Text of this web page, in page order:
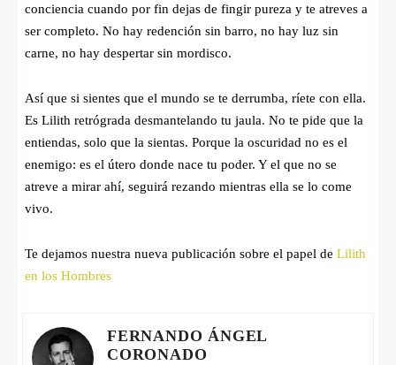
conciencia cuando por fin dejas de fingir pureza y te atreves a
ser completo. No hay redención sin barro, no hay luz sin
carne, no hay despertar sin mordisco.
Así que si sientes que el mundo se te derrumba, ríete con ella.
Es Lilith retrógrada desmantelando tu jaula. No te pide que la
entiendas, solo que la sientas. Porque la oscuridad no es el
enemigo: es el útero donde nace tu poder. Y el que no se
atreve a mirar ahí, seguirá rezando mientras ella se lo come
vivo.
Te dejamos nuestra nueva publicación sobre el papel de Lilith
en los Hombres
FERNANDO ÁNGEL
CORONADO